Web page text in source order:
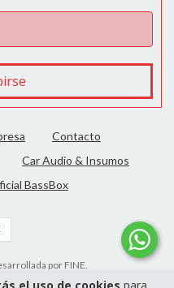
Contacto
Car Audio & Insumos
BassBox
por FINE.